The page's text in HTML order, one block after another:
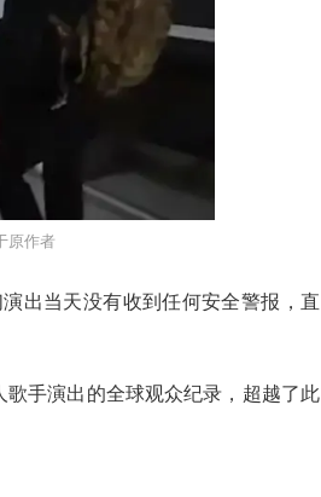
原作者
出当天没有收到任何安全警报，直
手演出的全球观众纪录，超越了此